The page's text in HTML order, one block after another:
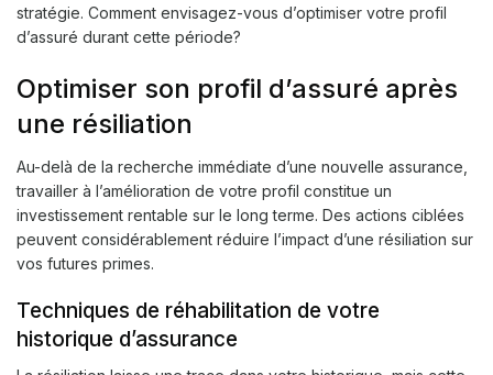
stratégie. Comment envisagez-vous d’optimiser votre profil
d’assuré durant cette période?
Optimiser son profil d’assuré après
une résiliation
Au-delà de la recherche immédiate d’une nouvelle assurance,
travailler à l’amélioration de votre profil constitue un
investissement rentable sur le long terme. Des actions ciblées
peuvent considérablement réduire l’impact d’une résiliation sur
vos futures primes.
Techniques de réhabilitation de votre
historique d’assurance